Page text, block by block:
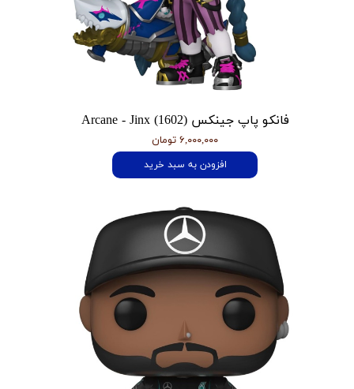
فانکو پاپ جینکس Arcane - Jinx (1602)
۶,۰۰۰,۰۰۰ تومان
افزودن به سبد خرید